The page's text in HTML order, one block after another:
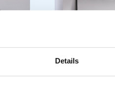
Details